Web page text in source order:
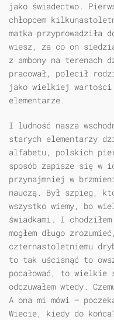
jako świadectwo.
chłopcem
matka przyprowadziła
wiesz, za co on
z ambony na
pracował, polecił
jako wielkiej wartości
elementarze.
I ludność nasza
starych elementarzy
alfabetu, polskich
sposób zapisze się w
przynajmniej w
nauczą. Był szpieg,
wszystko wiemy, bo
świadkami. I
mogłem długo
czternastoletniemu
to tak uścisnąć to
pocałować, to wielkie
odczuwałem wtedy.
A ona mi mówi —
Wiecie, kiedy do